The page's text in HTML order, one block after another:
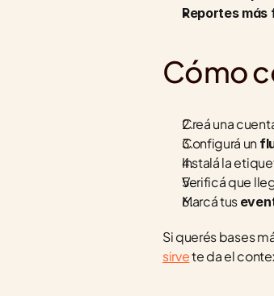
Reportes más
Cómo
Creá una
Configurá un
Instalá la
Verificá que
Marcá tus
Si querés bases
sirve te da el